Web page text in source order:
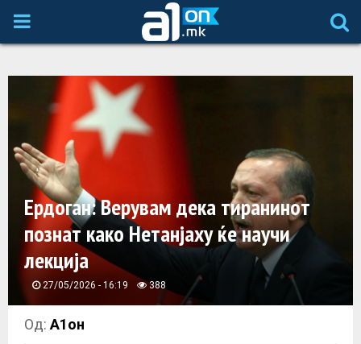
P
M
A
R
Y
M
Ердоган: Верувам дека тиранинот
познат како Нетанјаху ќе научи
лекција
27/05/2026 - 16:19 388
Од:А1он